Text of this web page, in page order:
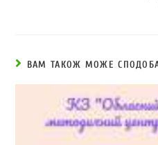
ВАМ ТАКОЖ МОЖЕ